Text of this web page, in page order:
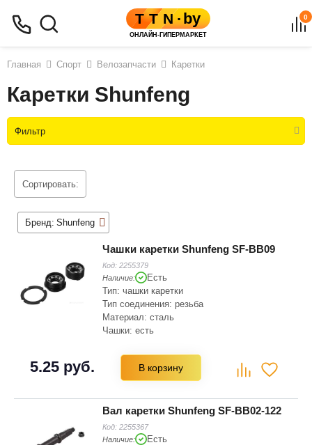
0
Главная Спорт Велозапчасти Каретки
Каретки Shunfeng
Фильтр
Сортировать:
Бренд: Shunfeng
Чашки каретки Shunfeng SF-BB09
Код: 2255379
Наличие:
Есть
Тип: чашки каретки
Тип соединения: резьба
Материал: сталь
Чашки: есть
5.25 руб. В корзину
Вал каретки Shunfeng SF-BB02-122
Код: 2255367
Наличие:
Есть